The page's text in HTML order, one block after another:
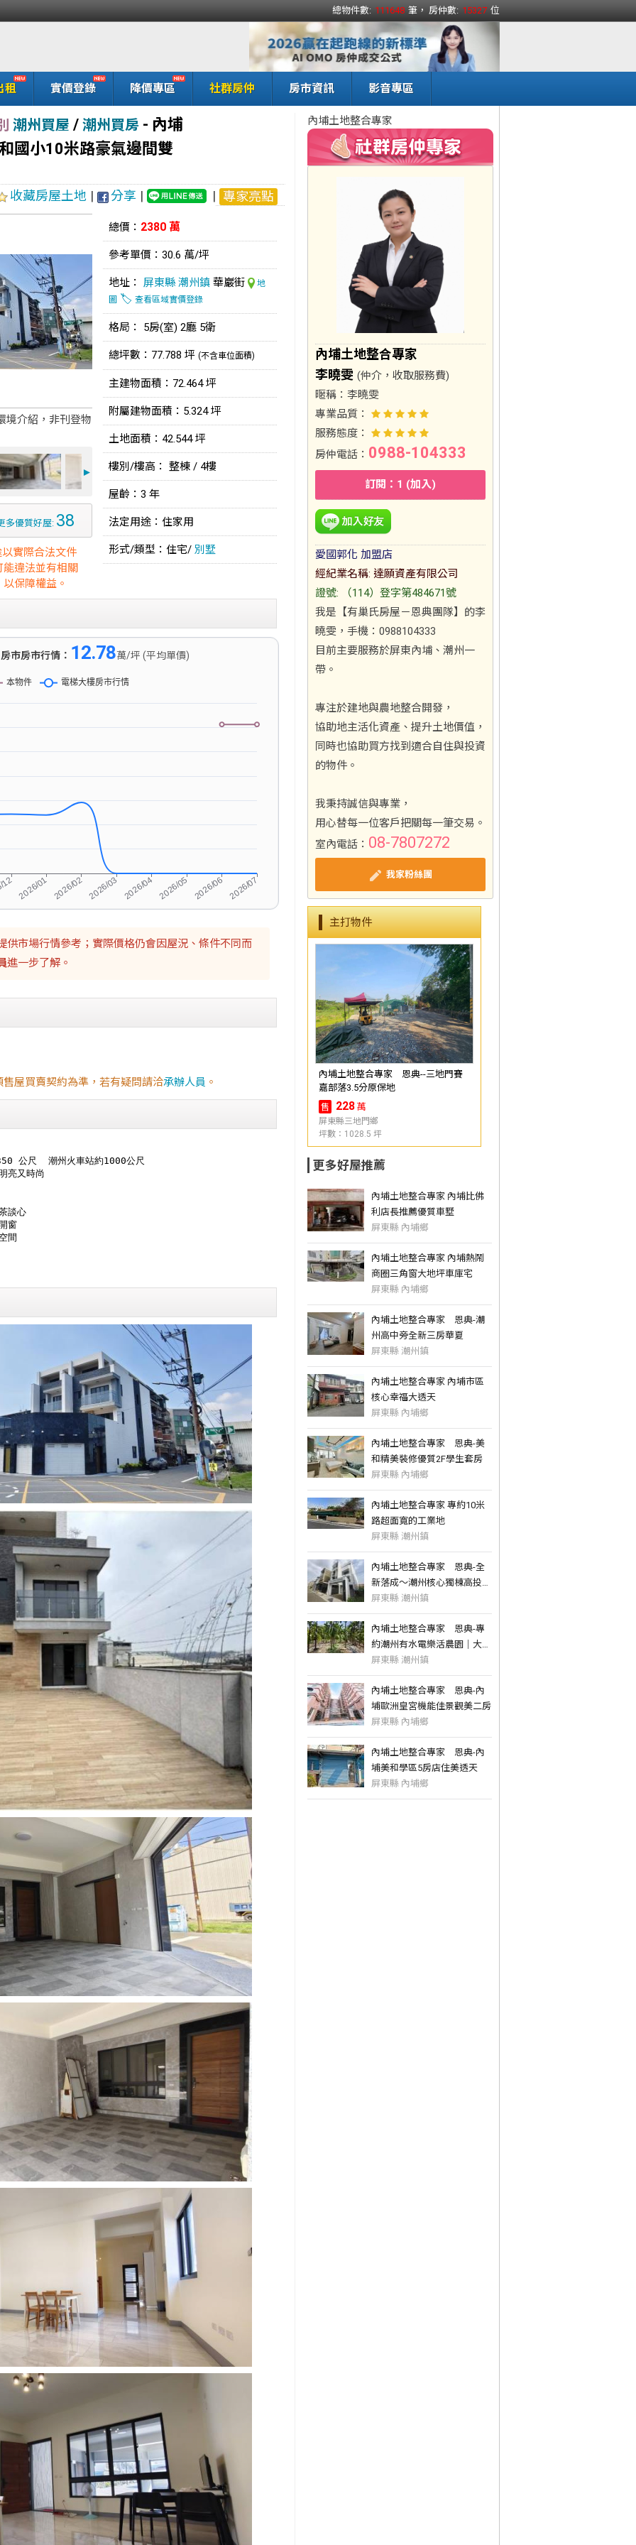
總物件數: 111648 筆， 房仲數: 15327 位
租 實價登錄 降價專區 社群房仲 房市資訊 影音專區
潮州買屋 / 潮州買房 - 內埔
國小10米路豪氣邊間雙
收藏房屋土地 | 分享 | | 專家亮點
境介紹，非刊登物
►
多優質好屋: 38
實際合法文件
違法並有相關
保障權益。
總價： 2380 萬
參考單價：30.6 萬/坪
地址： 屏東縣 潮州鎮 華巖街
地
圖 🏷️ 查看區域實價登錄
格局： 5房(室) 2廳 5衛
總坪數：77.788 坪 (不含車位面積)
主建物面積：72.464 坪
附屬建物面積：5.324 坪
土地面積：42.544 坪
樓別/樓高： 整棟 / 4樓
屋齡：3 年
法定用途：住家用
形式/類型：住宅/ 別墅
房市房市行情： 12.78萬/坪 (平均單價)
供市場行情參考；實際價格仍會因屋況、條件不同而
進一步了解。
屋買賣契約為準，若有疑問請洽承辦人員 。
內埔土地整合專家
內埔土地整合專家
李曉雯 (仲介，收取服務費)
暱稱： 李曉雯
專業品質：
服務態度：
房仲電話： 0988-104333
訂閱：1 (加入)
愛國郭化 加盟店
經紀業名稱: 達願資產有限公司
證號: （114）登字第484671號
我是【有巢氏房屋－恩典團隊】的李
曉雯，手機：0988104333
目前主要服務於屏東內埔、潮州一
帶。
專注於建地與農地整合開發，
協助地主活化資產、提升土地價值，
同時也協助買方找到適合自住與投資
的物件。
我秉持誠信與專業，
用心替每一位客戶把關每一筆交易。
室內電話： 08-7807272
我家粉絲團
主打物件
內埔土地整合專家 恩典--三地門賽
嘉部落3.5分原保地
售 228 萬
屏東縣三地門鄉
坪數：1028.5 坪
更多好屋推薦
內埔土地整合專家 內埔比佛
利店長推薦優質車墅
屏東縣 內埔鄉
內埔土地整合專家 內埔熱鬧
商圈三角窗大地坪車庫宅
屏東縣 內埔鄉
內埔土地整合專家 恩典-潮
州高中旁全新三房華夏
屏東縣 潮州鎮
內埔土地整合專家 內埔市區
核心幸福大透天
屏東縣 內埔鄉
內埔土地整合專家 恩典-美
和精美裝修優質2F學生套房
屏東縣 內埔鄉
內埔土地整合專家 專約10米
路超面寬的工業地
屏東縣 潮州鎮
內埔土地整合專家 恩典-全
新落成～潮州核心獨棟高投報
收租車墅
屏東縣 潮州鎮
內埔土地整合專家 恩典-專
約潮州有水電樂活農園｜大面
寬休閒首選
屏東縣 潮州鎮
內埔土地整合專家 恩典-內
埔歐洲皇宮機能佳景觀美二房
屏東縣 內埔鄉
內埔土地整合專家 恩典-內
埔美和學區5房店住美透天
屏東縣 內埔鄉